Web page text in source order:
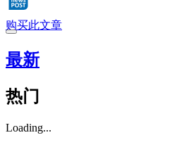
购买此文章
最新
热门
Loading...